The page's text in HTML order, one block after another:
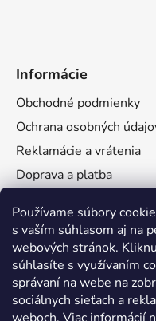
Používame súbory
s vaším súhlasom aj na
webových stránok.
súhlasíte s využívaním
správaní na webe na
sociálnych sieťach a
Informácie
Obchodné podmienky
Ochrana osobných
Reklamácie a vrátenia
Doprava a platba
Facebook